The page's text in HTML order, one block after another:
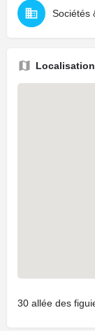
Sociétés
Localisation
30 allée des